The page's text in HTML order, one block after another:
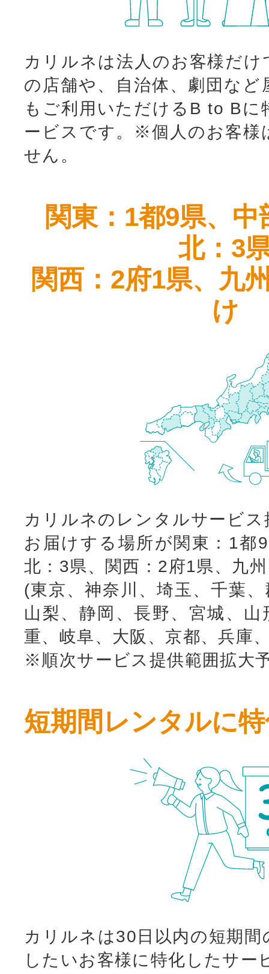
カリルネは法人のお客様だ
の店舗や、自治体、劇団な
もご利用いただけるB to Bに
ービスです。
※個人のお客様
せん。
関東：1都9県、
北：3
関西：2府1県、九
け
カリルネのレンタルサービ
お届けする場所が関東：1都
北：3県、関西：2府1県、九
(東京、神奈川、埼玉、千葉
山梨、静岡、長野、宮城、
重、岐阜、大阪、京都、兵庫
※順次サービス提供範囲拡大
短期間レンタルに
カリルネは30日以内の短期
したいお客様に特化したサー